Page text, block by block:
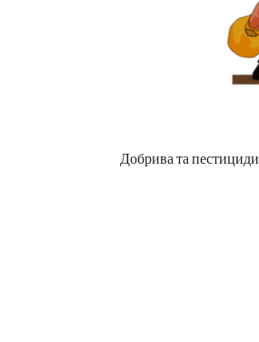
Добрива та пестициди